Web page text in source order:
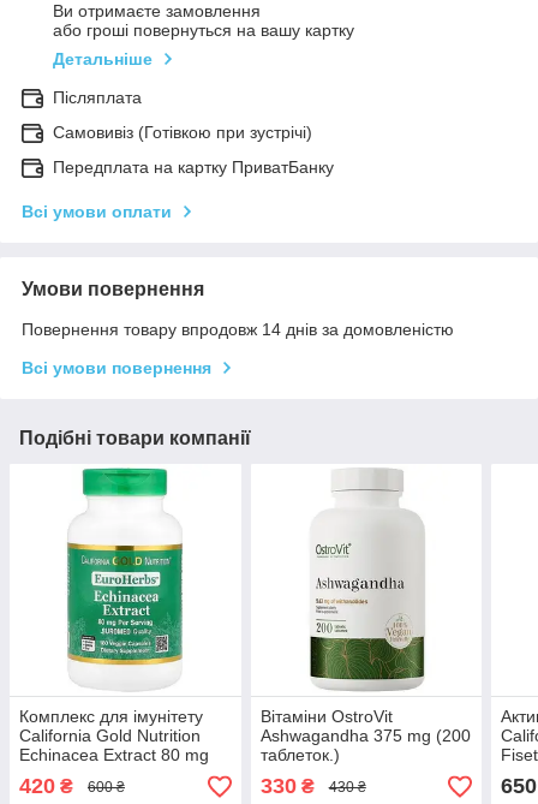
Ви отримаєте замовлення
або гроші повернуться на вашу картку
Детальніше
Післяплата
Самовивіз (Готівкою при зустрічі)
Передплата на картку ПриватБанку
Всі умови оплати
Умови повернення
Повернення товару впродовж 14 днів за домовленістю
Всі умови повернення
Подібні товари компанії
Комплекс для імунітету
California Gold Nutrition
Echinacea Extract 80 mg
420 ₴ 600 ₴
Вітаміни OstroVit
Ashwagandha 375 mg (200
таблеток.)
330₴ 430 ₴ 650